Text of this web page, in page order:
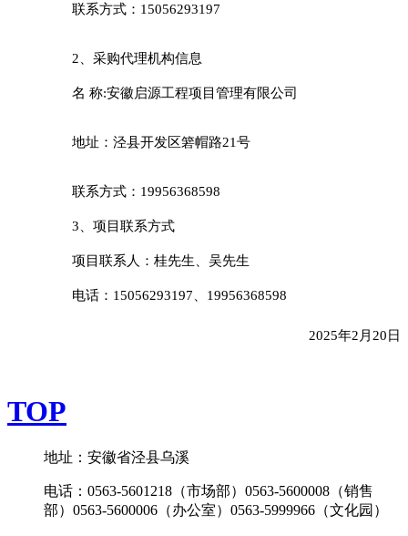
联系方式： 15056293197
2、采购代理机构信息
名 称:安徽启源工程项目管理有限公司
地址：泾县开发区箬帽路21号
联系方式： 19956368598
3、项目联系方式
项目联系人：桂先生、吴先生
电话： 15056293197 19956368598
2025年2月 20 日
TOP
地址：安徽省泾县乌溪
电话：0563-5601218（市场部）0563-5600008（销售
部）0563-5600006（办公室）0563-5999966（文化园）